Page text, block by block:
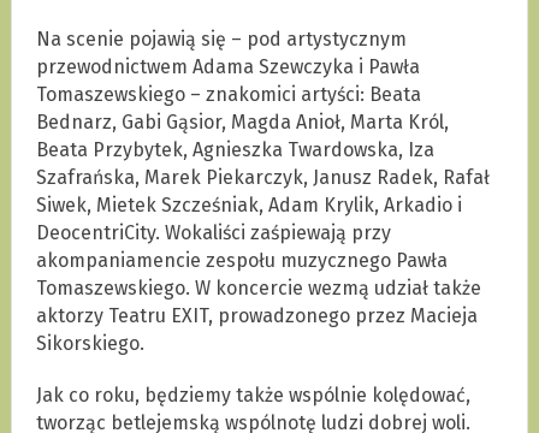
Na scenie pojawią się – pod artystycznym
przewodnictwem Adama Szewczyka i Pawła
Tomaszewskiego – znakomici artyści: Beata
Bednarz, Gabi Gąsior, Magda Anioł, Marta Król,
Beata Przybytek, Agnieszka Twardowska, Iza
Szafrańska, Marek Piekarczyk, Janusz Radek, Rafał
Siwek, Mietek Szcześniak, Adam Krylik, Arkadio i
DeocentriCity. Wokaliści zaśpiewają przy
akompaniamencie zespołu muzycznego Pawła
Tomaszewskiego. W koncercie wezmą udział także
aktorzy Teatru EXIT, prowadzonego przez Macieja
Sikorskiego.
Jak co roku, będziemy także wspólnie kolędować,
tworząc betlejemską wspólnotę ludzi dobrej woli.